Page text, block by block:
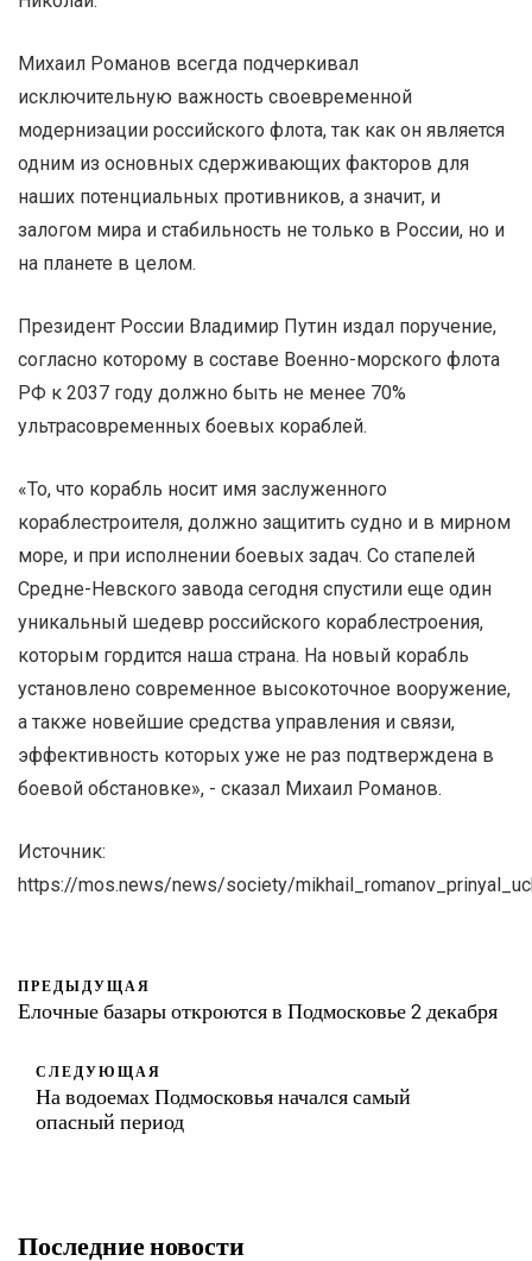
Михаил Романов всегда подчеркивал
исключительную важность своевременной
модернизации российского флота, так как он является
одним из основных сдерживающих факторов для
наших потенциальных противников, а значит, и
залогом мира и стабильность не только в России, но и
на планете в целом.
Президент России Владимир Путин издал поручение,
согласно которому в составе Военно-морского флота
РФ к 2037 году должно быть не менее 70%
ультрасовременных боевых кораблей.
«То, что корабль носит имя заслуженного
кораблестроителя, должно защитить судно и в мирном
море, и при исполнении боевых задач. Со стапелей
Средне-Невского завода сегодня спустили еще один
уникальный шедевр российского кораблестроения,
которым гордится наша страна. На новый корабль
установлено современное высокоточное вооружение,
а также новейшие средства управления и связи,
эффективность которых уже не раз подтверждена в
боевой обстановке», - сказал Михаил Романов.
Источник:
https://mos.news/news/society/
ПРЕДЫДУЩАЯ
Елочные базары откроются в Подмосковье 2 декабря
СЛЕДУЮЩАЯ
На водоемах Подмосковья начался самый
опасный период
Последние новости